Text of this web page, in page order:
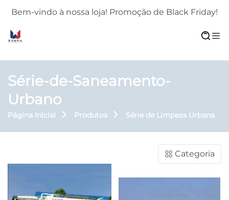
Bem-vindo à nossa loja! Promoção de Black Friday!
Série-de-Saneamento-
Urbano
Página Inicial Produtos Série de Limpeza Urbana
Categoria